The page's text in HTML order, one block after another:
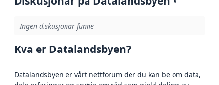
Ingen diskusjonar funne
Kva er Datalandsbyen?
Datalandsbyen er vårt nettforum der du kan be om data,